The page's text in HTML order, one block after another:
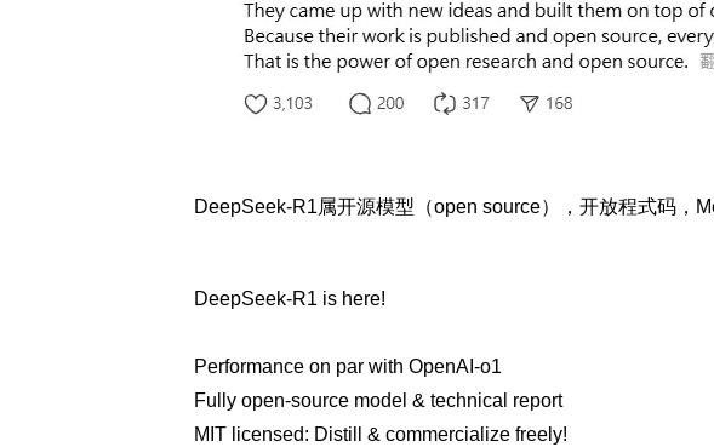
DeepSeek-R1属开源模型（open source），开放程式码，
DeepSeek-R1 is here!
Performance on par with OpenAI-o1
Fully open-source model & technical report
MIT licensed: Distill & commercialize freely!